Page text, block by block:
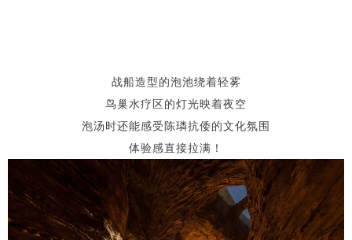
战船造型的泡池绕着轻雾
鸟巢水疗区的灯光映着夜空
泡汤时还能感受陈璘抗倭的文化氛围
体验感直接拉满！